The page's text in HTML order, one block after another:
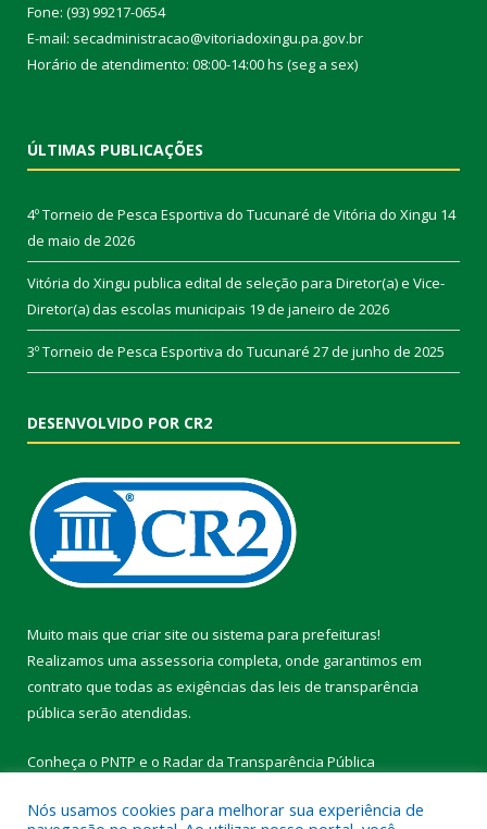
Fone: (93) 99217-0654
E-mail: secadministracao@vitoriadoxingu.pa.gov.br
Horário de atendimento: 08:00-14:00 hs (seg a sex)
ÚLTIMAS PUBLICAÇÕES
4º Torneio de Pesca Esportiva do Tucunaré de Vitória do Xingu 14
de maio de 2026
Vitória do Xingu publica edital de seleção para Diretor(a) e Vice-
Diretor(a) das escolas municipais 19 de janeiro de 2026
3º Torneio de Pesca Esportiva do Tucunaré 27 de junho de 2025
DESENVOLVIDO POR CR2
Muito mais que criar site ou sistema para prefeituras!
Realizamos uma assessoria completa, onde garantimos em
contrato que todas as exigências das leis de transparência
pública serão atendidas.
Conheça o PNTP e o Radar da Transparência Pública
Nós usamos cookies para melhorar sua experiência de